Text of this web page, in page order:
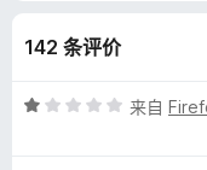
t
e
142 条评价
评
来自